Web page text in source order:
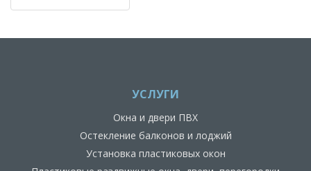
УСЛУГИ
Окна и двери ПВХ
Остекление балконов и лоджий
Установка пластиковых окон